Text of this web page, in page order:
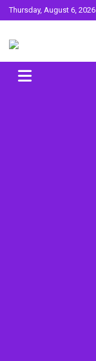
Skip
to
Thursday, August 6, 2026
Surta